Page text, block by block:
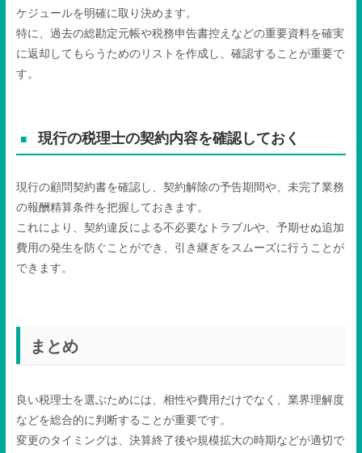
ケジュールを明確に取り決めます。
特に、過去の総勘定元帳や税務申告書控えなどの重要資料を確実
に返却してもらうためのリストを作成し、確認することが重要で
す。
現行の税理士の契約内容を確認しておく
現行の顧問契約書を確認し、契約解除の予告期間や、未完了業務
の報酬精算条件を把握しておきます。
これにより、契約違反による不必要なトラブルや、予期せぬ追加
費用の発生を防ぐことができ、引き継ぎをスムーズに行うことが
できます。
まとめ
良い税理士を選ぶためには、相性や費用だけでなく、業界理解度
などを総合的に判断することが重要です。
変更のタイミングは、決算終了後や規模拡大の時期などが適切で